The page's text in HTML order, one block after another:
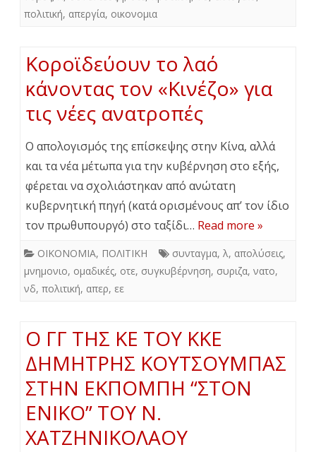
πολιτική, απεργία, οικονομια
Κοροϊδεύουν το λαό
κάνοντας τον «Κινέζο» για
τις νέες ανατροπές
Ο απολογισμός της επίσκεψης στην Κίνα, αλλά
και τα νέα μέτωπα για την κυβέρνηση στο εξής,
φέρεται να σχολιάστηκαν από ανώτατη
κυβερνητική πηγή (κατά ορισμένους απ’ τον ίδιο
τον πρωθυπουργό) στο ταξίδι… Read more »
ΟΙΚΟΝΟΜΙΑ, ΠΟΛΙΤΙΚΗ συνταγμα, λ, απολύσεις,
μνημονιο, ομαδικές, οτε, συγκυβέρνηση, συριζα, νατο,
νδ, πολιτική, απερ, εε
Ο ΓΓ ΤΗΣ ΚΕ ΤΟΥ ΚΚΕ
ΔΗΜΗΤΡΗΣ ΚΟΥΤΣΟΥΜΠΑΣ
ΣΤΗΝ ΕΚΠΟΜΠΗ “ΣΤΟΝ
ΕΝΙΚΟ” ΤΟΥ Ν.
ΧΑΤΖΗΝΙΚΟΛΑΟΥ